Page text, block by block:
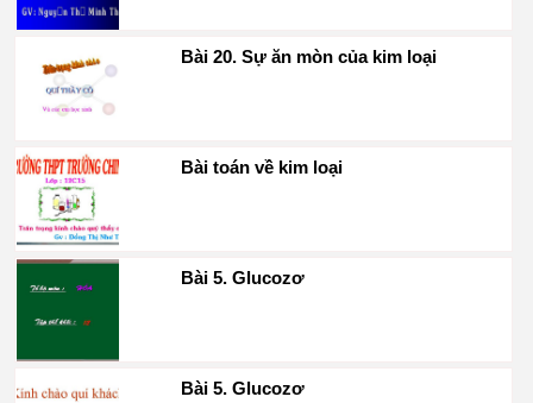
Bài 20. Sự ăn mòn của kim loại
Bài toán về kim loại
Bài 5. Glucozơ
Bài 5. Glucozơ